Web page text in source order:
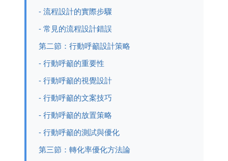
- 流程設計的實際步驟
- 常見的流程設計錯誤
第二節：行動呼籲設計策略
- 行動呼籲的重要性
- 行動呼籲的視覺設計
- 行動呼籲的文案技巧
- 行動呼籲的放置策略
- 行動呼籲的測試與優化
第三節：轉化率優化方法論